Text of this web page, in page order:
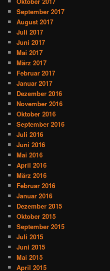
September 2017
August 2017
Juli 2017
Juni 2017
Mai 2017
März 2017
Februar 2017
Januar 2017
Dezember 2016
November 2016
Oktober 2016
September 2016
Juli 2016
Juni 2016
Mai 2016
April 2016
März 2016
Februar 2016
Januar 2016
Dezember 2015
Oktober 2015
September 2015
Juli 2015
Juni 2015
Mai 2015
April 2015